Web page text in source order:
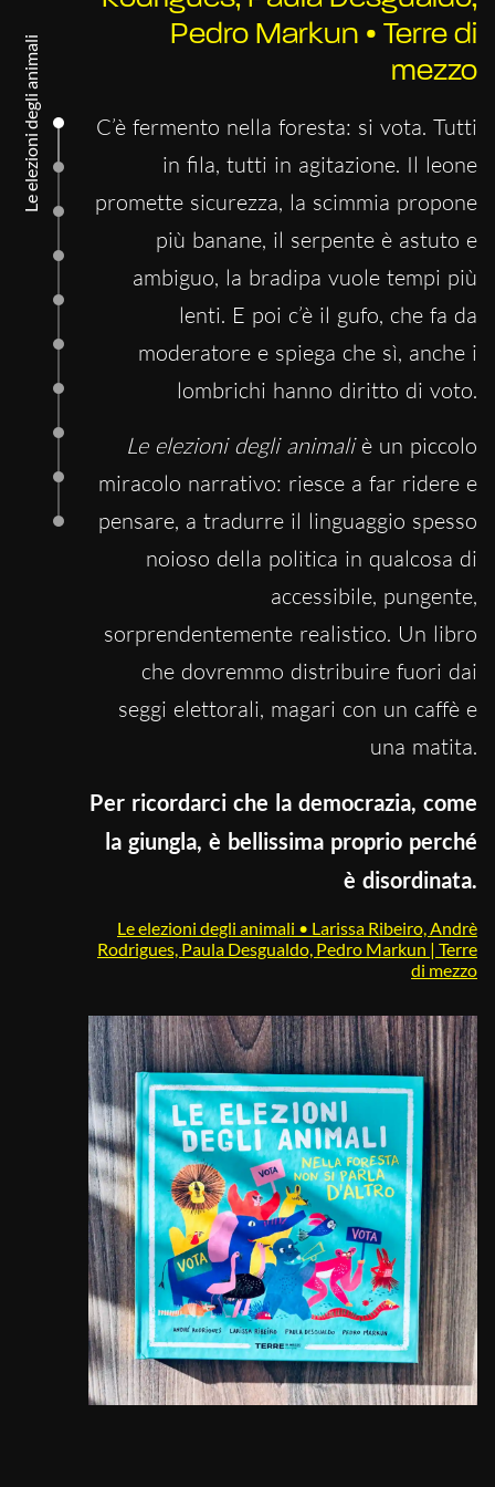
l’illustrazione come codice, la semplicità come
forma di pensiero complesso. Che questa sia
la vostra valigia culturale dell’estate, leggera,
resistente e piena di domande.
È nato HyperKids Boo!
– il progetto di
Hypercritic
che gioca con le immagini, le parole
e la meraviglia dell’infanzia per raccontare agli
adulti cosa si stanno perdendo. Un canale
Instagram scoppiettante e imprevedibile, dove i
per illuminare paure, sogni, memorie e bugie
del mondo adulto. E non ci saranno solo libri.
Le elezioni degli animali
Pedro Markun • Terre di
mezzo
C’è fermento nella foresta: si vota. Tutti
in fila, tutti in agitazione. Il leone
promette sicurezza, la scimmia propone
più banane, il serpente è astuto e
ambiguo, la bradipa vuole tempi più
lenti. E poi c’è il gufo, che fa da
moderatore e spiega che sì, anche i
lombrichi hanno diritto di voto.
Le elezioni degli animali è un piccolo
miracolo narrativo: riesce a far ridere e
pensare, a tradurre il linguaggio spesso
noioso della politica in qualcosa di
accessibile, pungente,
sorprendentemente realistico. Un libro
che dovremmo distribuire fuori dai
seggi elettorali, magari con un caffè e
una matita.
Per ricordarci che la democrazia, come
la giungla, è bellissima proprio perché
è disordinata.
Le elezioni degli animali • Larissa Ribeiro, Andrè
Rodrigues, Paula Desgualdo, Pedro Markun | Terre
di mezzo